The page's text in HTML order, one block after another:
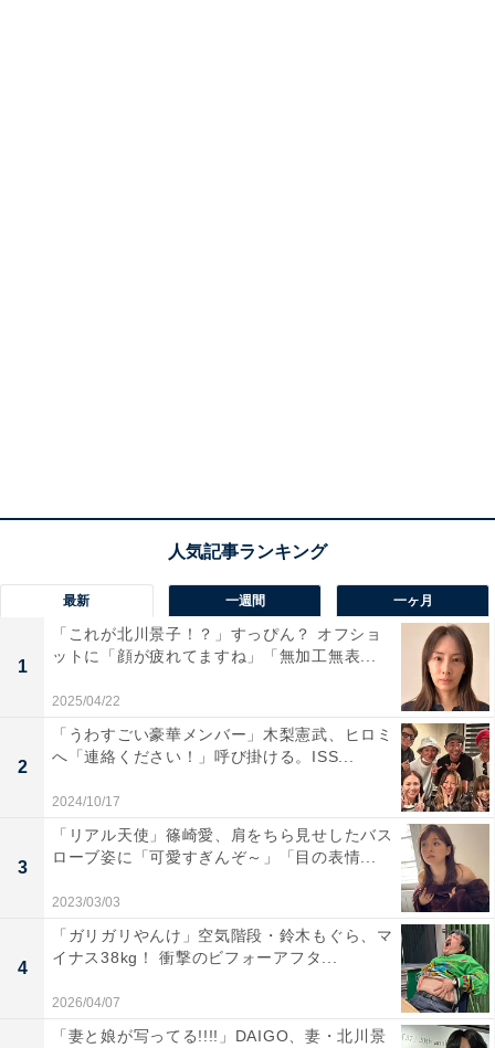
最新 一週間 一ヶ月
1
「これが北川景子！？」すっぴん？ オフショ
ットに「顔が疲れてますね」「無加工無表...
2025/04/22
2
「うわすごい豪華メンバー」木梨憲武、ヒロミ
へ「連絡ください！」呼び掛ける。ISS...
2024/10/17
3
「リアル天使」篠崎愛、肩をちら見せしたバス
ローブ姿に「可愛すぎんぞ～」「目の表情...
2023/03/03
4
「ガリガリやんけ」空気階段・鈴木もぐら、マ
イナス38kg！ 衝撃のビフォーアフタ...
2026/04/07
「妻と娘が写ってる!!!!」DAIGO、妻・北川景